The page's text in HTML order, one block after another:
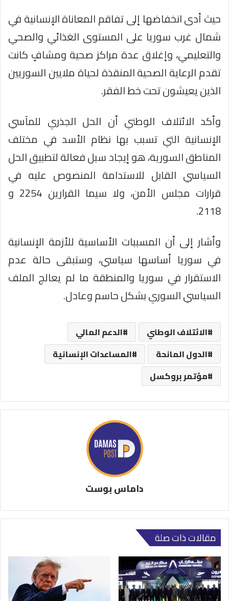
حيث أدى انخفاضها إلى تفاقم المعاناة الإنسانية في
شمال غرب سوريا على المستوى الغذائي والصحي
والتعليمي، وإغلاق عدة مراكز صحية ومشافٍ كانت
تقدم الرعاية الصحية المنقذة لحياة ملايين السوريين
الذين يعيشون تحت خط الفقر.
وأكد الائتلاف الوطني أن الحل الجذري للمآسي
الإنسانية التي تسبب بها نظام الأسد في مختلف
المناطق السورية، هو إيجاد سبل فعالة لتطبيق الحل
السياسي القابل للاستدامة المنصوص عليه في
قرارات مجلس الأمن، ولا سيما القرارين 2254 و
2118.
وأشار إلى أن المسببات الأساسية للأزمة الإنسانية
في سوريا أساسها سياسي، وستبقى حالة عدم
الاستقرار في سوريا والمنطقة ما لم يعالج الملف
السياسي السوري بشكل حاسم وعادل.
الائتلاف الوطني
الدعم المالي
الدول المانحة
المساعدات الإنسانية
مؤتمر بروكسل
داماس بوست
مقالات ذات صلة